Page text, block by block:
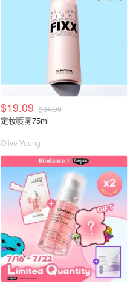
$19.09 $34.08
定妆喷雾75ml
Olive Young